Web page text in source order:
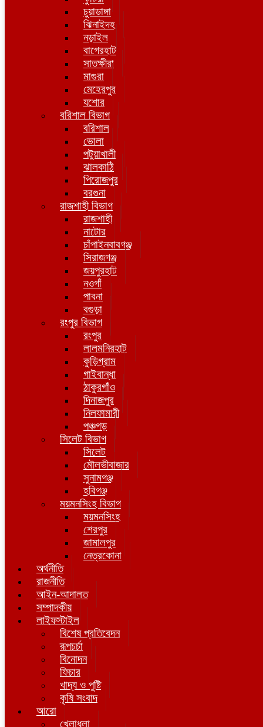
চুয়াডাঙ্গা
ঝিনাইদহ
নড়াইল
বাগেরহাট
সাতক্ষীরা
মাগুরা
মেহেরপুর
যশোর
বরিশাল বিভাগ
বরিশাল
ভোলা
পটুয়াখালী
ঝালকাঠি
পিরোজপুর
বরগুনা
রাজশাহী বিভাগ
রাজশাহী
নাটোর
চাঁপাইনবাবগঞ্জ
সিরাজগঞ্জ
জয়পুরহাট
নওগাঁ
পাবনা
বগুড়া
রংপুর বিভাগ
রংপুর
লালমনিরহাট
কুড়িগ্রাম
গাইবান্ধা
ঠাকুরগাঁও
দিনাজপুর
নিলফামারী
পঞ্চগড়
সিলেট বিভাগ
সিলেট
মৌলভীবাজার
সুনামগঞ্জ
হবিগঞ্জ
ময়মনসিংহ বিভাগ
ময়মনসিংহ
শেরপুর
জামালপুর
নেত্রকোনা
অর্থনীতি
রাজনীতি
আইন-আদালত
সম্পাদকীয়
লাইফস্টাইল
বিশেষ প্রতিবেদন
রূপচর্চা
বিনোদন
ফিচার
খাদ্য ও পুষ্টি
কৃষি সংবাদ
আরো
খেলাধুলা